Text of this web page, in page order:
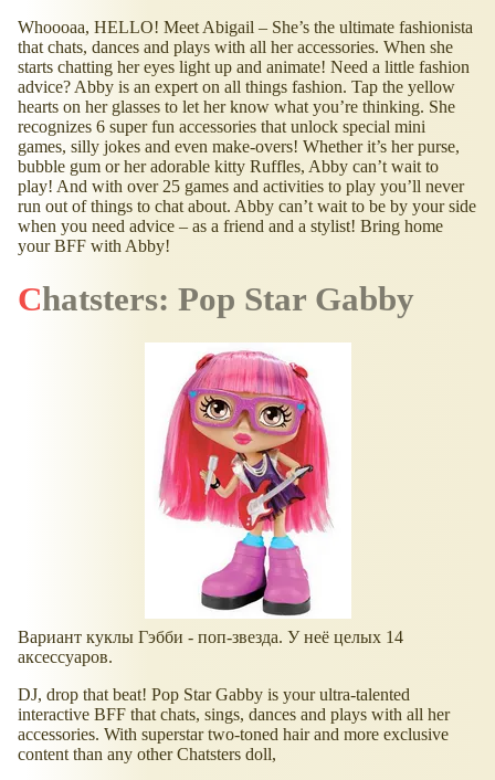
Whoooaa, HELLO! Meet Abigail – She’s the ultimate fashionista
that chats, dances and plays with all her accessories. When she
starts chatting her eyes light up and animate! Need a little fashion
advice? Abby is an expert on all things fashion. Tap the yellow
hearts on her glasses to let her know what you’re thinking. She
recognizes 6 super fun accessories that unlock special mini
games, silly jokes and even make-overs! Whether it’s her purse,
bubble gum or her adorable kitty Ruffles, Abby can’t wait to
play! And with over 25 games and activities to play you’ll never
run out of things to chat about. Abby can’t wait to be by your side
when you need advice – as a friend and a stylist! Bring home
your BFF with Abby!
Chatsters: Pop Star Gabby
Вариант куклы Гэбби - поп-звезда. У неё целых 14
аксессуаров.
DJ, drop that beat! Pop Star Gabby is your ultra-talented
interactive BFF that chats, sings, dances and plays with all her
accessories. With superstar two-toned hair and more exclusive
content than any other Chatsters doll,